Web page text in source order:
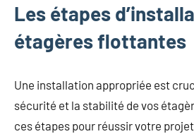
Les étapes
étagères flottantes
Une installation appropriée est
sécurité et la stabilité de vos
ces étapes pour réussir votre